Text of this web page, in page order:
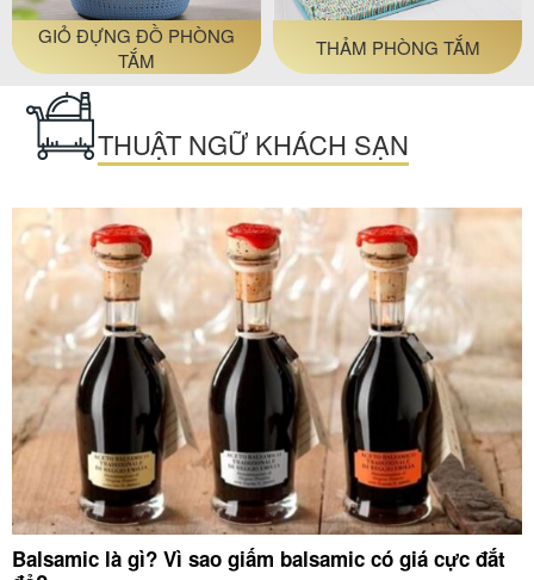
GIỎ ĐỰNG ĐỒ PHÒNG
TẮM
THẢM PHÒNG TẮM
THUẬT NGỮ KHÁCH SẠN
Balsamic là gì? Vì sao giấm balsamic có giá cực đắt